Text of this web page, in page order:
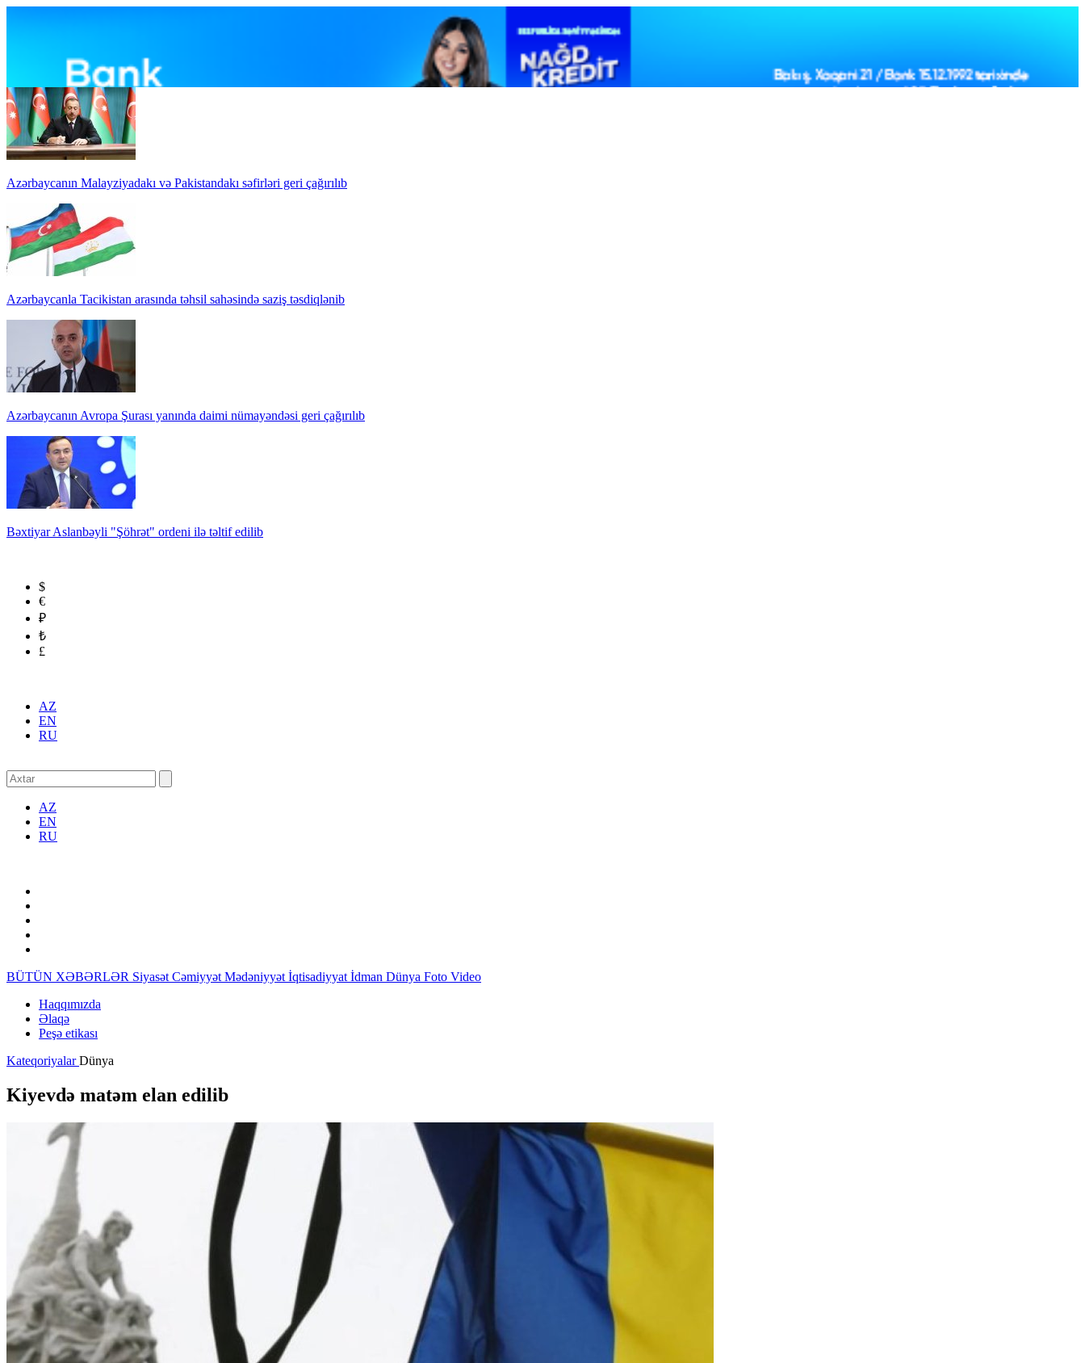
Azərbaycanın Malayziyadakı və Pakistandakı səfirləri geri çağırılıb
Azərbaycanla Tacikistan arasında təhsil sahəsində saziş təsdiqlənib
Azərbaycanın Avropa Şurası yanında daimi nümayəndəsi geri çağırılıb
Bəxtiyar Aslanbəyli "Şöhrət" ordeni ilə təltif edilib
$
€
₽
₺
£
AZ
EN
RU
AZ
EN
RU
BÜTÜN XƏBƏRLƏR Siyasət Cəmiyyət Mədəniyyət İqtisadiyyat İdman Dünya Foto Video
Haqqımızda
Əlaqə
Peşə etikası
KateqoriyalarDünya
Kiyevdə matəm elan edilib